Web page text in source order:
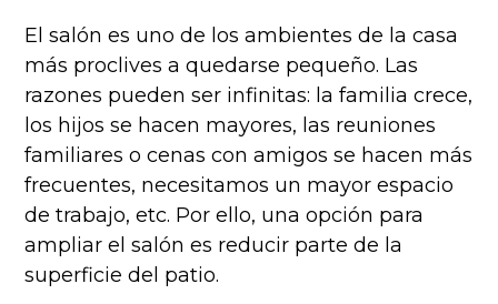
El salón es uno de los ambientes de la casa
más proclives a quedarse pequeño. Las
razones pueden ser infinitas: la familia crece,
los hijos se hacen mayores, las reuniones
familiares o cenas con amigos se hacen más
frecuentes, necesitamos un mayor espacio
de trabajo, etc. Por ello, una opción para
ampliar el salón es reducir parte de la
superficie del patio.